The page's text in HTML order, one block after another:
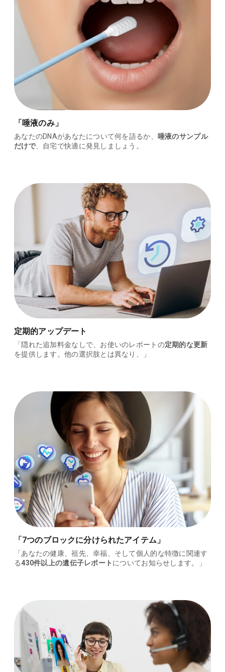
「唾液のみ」
あなたのDNAがあなたについて何を語るか、 唾液のサンプル
だけで、自宅で快適に発見しましょう。
定期的アップデート
「隠れた追加料金なしで、お使いのレポートの定期的な更新
を提供します。他の選択肢とは異なり、」
「7つのブロックに分けられたアイテム」
「あなたの健康、祖先、幸福、そして個人的な特徴に関連す
る430件以上の遺伝子レポート についてお知らせします。」